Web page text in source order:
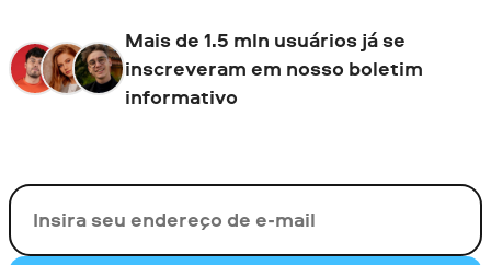
Mais de 1.5 mln usuários já se
inscreveram em nosso boletim
informativo
Seu e-mail